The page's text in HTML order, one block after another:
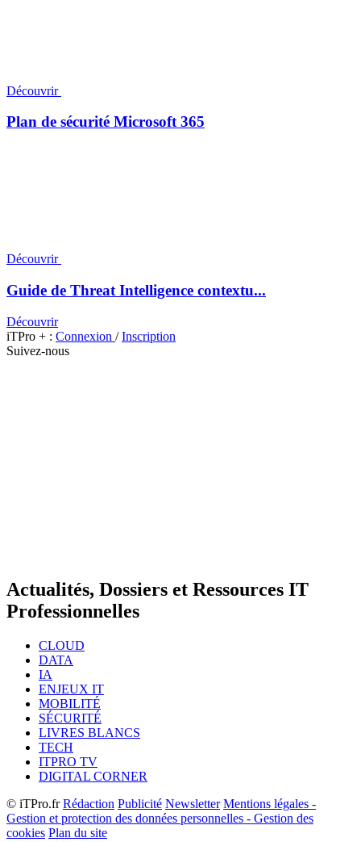
Découvrir
Plan de sécurité Microsoft 365
Découvrir
Guide de Threat Intelligence contextu...
Découvrir
iTPro + : Connexion /Inscription
Suivez-nous
Actualités, Dossiers et Ressources IT
Professionnelles
CLOUD
DATA
IA
ENJEUX IT
MOBILITÉ
SÉCURITÉ
LIVRES BLANCS
TECH
ITPRO TV
DIGITAL CORNER
© iTPro.frRédaction Publicité Newsletter Mentions légales -
Gestion et protection des données personnelles - Gestion des
cookies Plan du site